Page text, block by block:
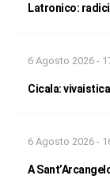
Latronico:
6 Agosto 2026 -
Cicala:
6 Agosto 2026 -
A